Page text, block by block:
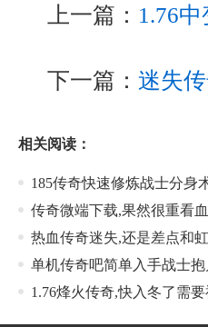
上一篇： 1.76
下一篇： 迷失
相关阅读：
185传奇快速修炼战士分身
传奇微端下载,果然很重看
热血传奇迷失,还是差点和
单机传奇吧简单入手战士
1.76烽火传奇,快入冬了需